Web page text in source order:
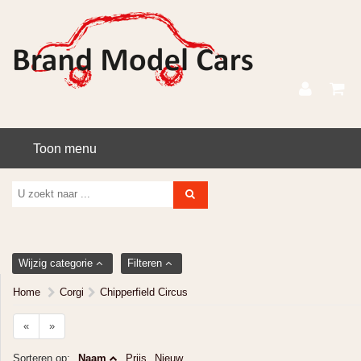
Toon menu
Wijzig categorie Filteren
Home Corgi Chipperfield Circus
« »
Sorteren op: Naam Prijs Nieuw